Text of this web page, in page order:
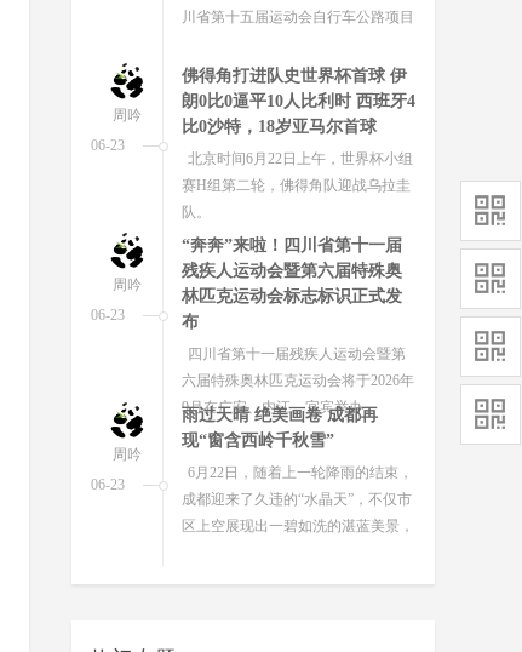
荷，群鱼嬉戏，复刻古诗里“鱼戏莲
06-22
周吟
端午假期1400多万人次游四川
赛旅融合成时尚 青春旅途是亮
点
6月21日，为期3天的端午假期落下
帷幕，四川文旅市场火热。根据同程
旅行数据，四川位列端午“龙舟观赛
游”热门目的地全国第二，仅次于广...
06-29
周吟
白头翁与蜜蜂花间共舞！成都
并蒂莲含苞待放惹人怜爱
盛夏时节，荷香四溢。成都新都区
桂湖公园红花碧叶间，一株罕见的并
蒂莲惊艳亮相。
06-25
周吟
英格兰0-0战平加纳 C罗梅开二
度葡萄牙5球大胜
北京时间6月24日，2026美加墨世界
杯小组赛L组第二轮中，英格兰0-0战
平加纳，小组赛一胜一平积4分。
成都两座“家门口的公园”正式